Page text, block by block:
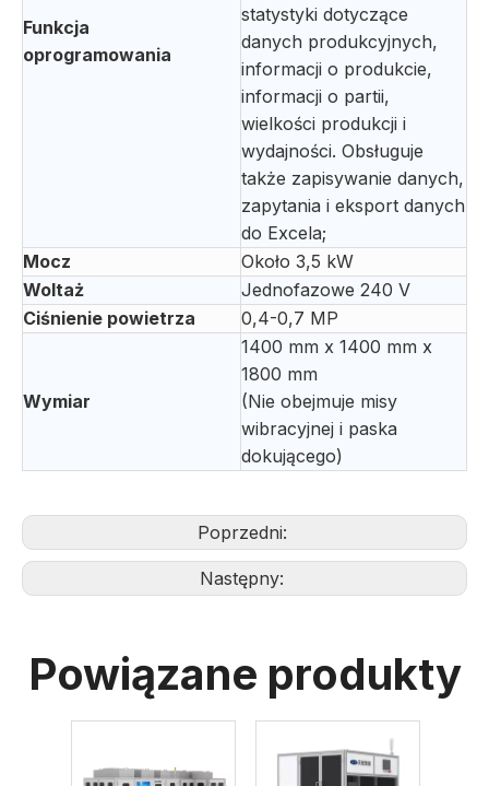
Funkcja
oprogramowania
statystyki dotyczące
danych produkcyjnych,
informacji o produkcie,
informacji o partii,
wielkości produkcji i
wydajności. Obsługuje
także zapisywanie danych,
zapytania i eksport danych
do Excela;
Mocz
Około 3,5 kW
Woltaż
Jednofazowe 240 V
Ciśnienie powietrza
0,4-0,7 MP
Wymiar
1400 mm x 1400 mm x
1800 mm
(Nie obejmuje misy
wibracyjnej i paska
dokującego)
Poprzedni:
Następny:
Powiązane produkty